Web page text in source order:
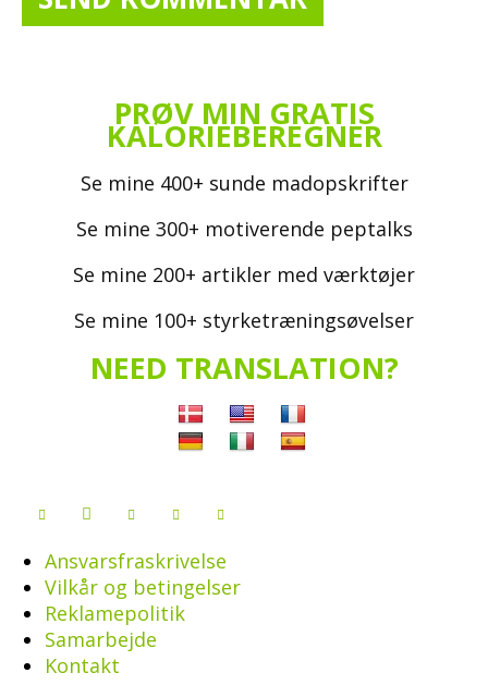
PRØV MIN GRATIS
KALORIEBEREGNER
Se mine 400+ sunde madopskrifter
Se mine 300+ motiverende peptalks
Se mine 200+ artikler med værktøjer
Se mine 100+ styrketræningsøvelser
NEED TRANSLATION?
Ansvarsfraskrivelse
Vilkår og betingelser
Reklamepolitik
Samarbejde
Kontakt